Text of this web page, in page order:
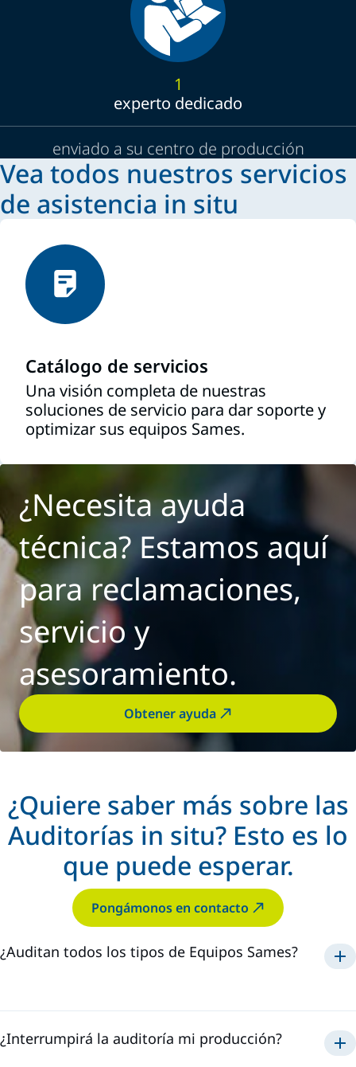
1
experto dedicado
enviado a su centro de producción
Vea todos nuestros servicios
de asistencia in situ
Catálogo de servicios
Una visión completa de nuestras
soluciones de servicio para dar soporte y
optimizar sus equipos Sames.
¿Necesita ayuda
técnica? Estamos aquí
para reclamaciones,
servicio y
asesoramiento.
Obtener ayuda
¿Quiere saber más sobre las
Auditorías in situ? Esto es lo
que puede esperar.
Pongámonos en contacto
¿Auditan todos los tipos de Equipos Sames?
selladores
¿Interrumpirá la auditoría mi producción?